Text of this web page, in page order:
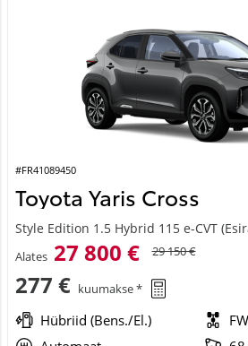
#FR41089450
Toyota Yaris Cross
Style Edition 1.5 Hybrid 115 e-CVT
Alates 27 800 € 29 150 €
277 € kuumakse *
Hübriid (Bens./El.)